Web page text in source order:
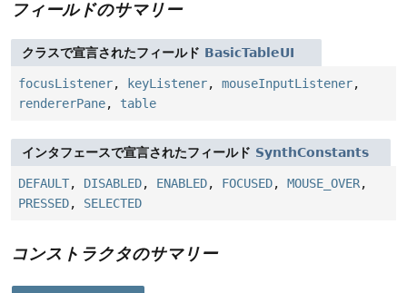
フィールドのサマリー
クラスで宣言されたフィールド BasicTableUI
focusListener, keyListener, mouseInputListener,
rendererPane, table
インタフェースで宣言されたフィールド SynthConstants
DEFAULT, DISABLED, ENABLED, FOCUSED, MOUSE_OVER,
PRESSED, SELECTED
コンストラクタのサマリー